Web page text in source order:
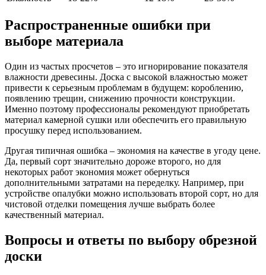
Распространенные ошибки при
выборе материала
Один из частых просчетов – это игнорирование показателя
влажности древесины. Доска с высокой влажностью может
привести к серьезным проблемам в будущем: короблению,
появлению трещин, снижению прочности конструкции.
Именно поэтому профессионалы рекомендуют приобретать
материал камерной сушки или обеспечить его правильную
просушку перед использованием.
Другая типичная ошибка – экономия на качестве в угоду цене.
Да, первый сорт значительно дороже второго, но для
некоторых работ экономия может обернуться
дополнительными затратами на переделку. Например, при
устройстве опалубки можно использовать второй сорт, но для
чистовой отделки помещения лучше выбрать более
качественный материал.
Вопросы и ответы по выбору обрезной
доски